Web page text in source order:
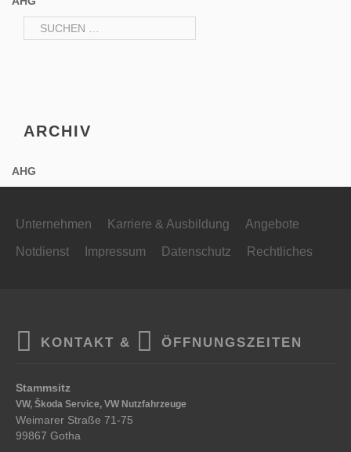
Suchen
nach:
ARCHIV
AHG
Unternehmen Karriere & Ausbildung Angebote
Notdienst Impressum Datenschutz Rechtliches
KONTAKT & ÖFFNUNGSZEITEN
Stammsitz
VW, Škoda Service, VW Nutzfahrzeuge
Weimarer Straße 71-75
99867 Gotha